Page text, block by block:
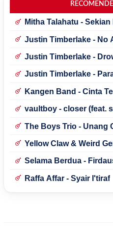
Mitha Talahatu - Sekian
Justin Timberlake - No
Justin Timberlake -
Justin Timberlake -
Kangen Band - Cinta
vaultboy - closer (feat.
The Boys Trio - Unang
Yellow Claw & Weird
Selama Berdua -
Raffa Affar - Syair I'tiraf